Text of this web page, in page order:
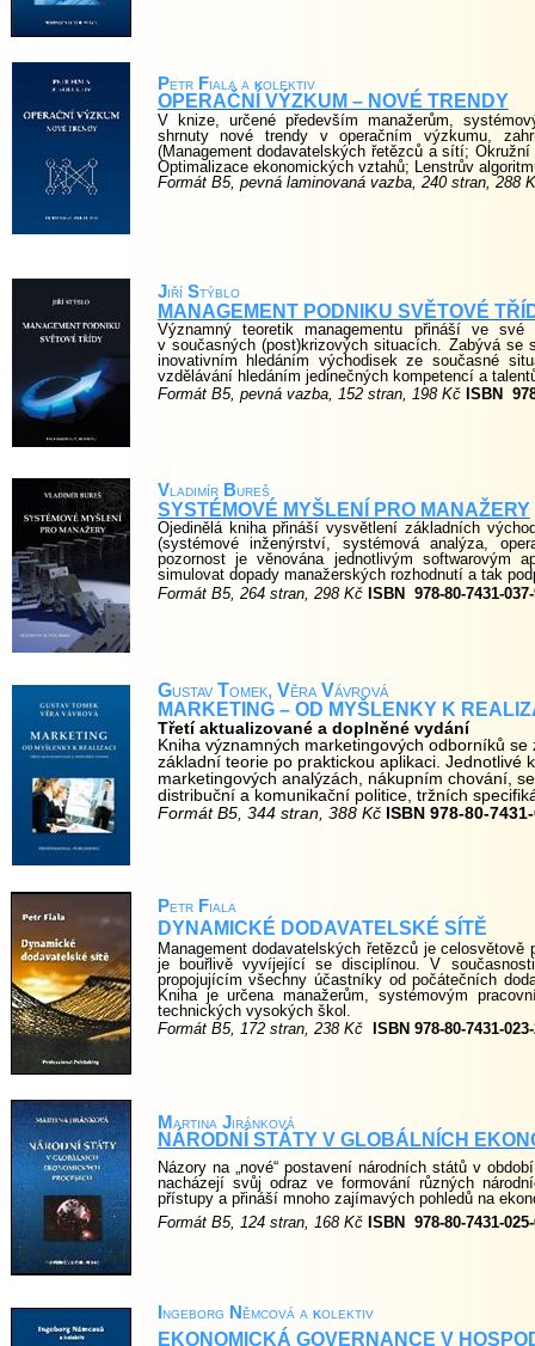
Petr Fiala
DYNAMICKÉ DODAVATELSKÉ SÍTĚ
Management dodavatelských řetězců je
je bouřlivě vyvíjející se disciplínou. V
propojujícím všechny účastníky od počátečních
Kniha je určena manažerům, systémovým
technických vysokých škol.
Formát B5, 172 stran, 238 Kč
ISBN 978-80-7431-
ngeborg Němcová a kolektiv
EKONOMICKÁ GOVERNANCE V
Martina Jiránková
NÁRODNÍ STÁTY V GLOBÁLNÍCH
Názory na „nové“ postavení národních států v
nacházejí svůj odraz ve formování různých
přístupy a přináší mnoho zajímavých pohledů na
Formát B5, 124 stran, 168 Kč ISBN 978-80-7431-
JiříStýblo
MANAGEMENT PODNIKU SVĚTOVÉ
Významný teoretik managementu přináší ve
v současných (post)krizových situacích. Zabývá se
inovativním hledáním východisek ze současné
vzdělávání hledáním jedinečných kompetencí a
Formát B5, pevná vazba, 152 stran, 198 Kč ISBN
Vladimír Bureš
SYSTÉMOVÉ MYŠLENÍ PRO MANAŽERY
Ojedinělá kniha přináší vysvětlení základních
(systémové inženýrství, systémová analýza,
pozornost je věnována jednotlivým softwarovým
simulovat dopady manažerských rozhodnutí a tak
Formát B5, 264 stran, 298 Kč ISBN 978-80-7431-
Petr Fiala a kolektiv
OPERAČNÍ VÝZKUM – NOVÉ TRENDY
V knize, určené především manažerům,
shrnuty nové trendy v operačním výzkumu,
(Management dodavatelských řetězců a sítí;
Optimalizace ekonomických vztahů; Lenstrův
Formát B5, pevná laminovaná vazba, 240 stran, 288
Gustav Tomek, Věra Vávrová
MARKETING – OD MYŠLENKY K
Třetí aktualizované a doplněné vydání
Kniha významných marketingových odborníků
základní teorie po praktickou aplikaci. Jednotlivé
marketingových analýzách, nákupním chování,
distribuční a komunikační politice, tržních
Formát B5, 344 stran, 388 Kč ISBN 978-80-